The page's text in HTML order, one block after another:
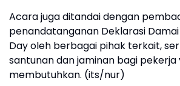
Acara juga ditandai dengan
penandatanganan Deklarasi
Day oleh berbagai pihak terkait,
santunan dan jaminan bagi pekerja
membutuhkan. (its/nur)